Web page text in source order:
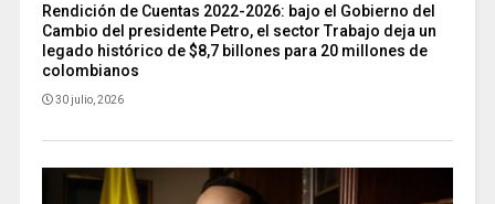
Rendición de Cuentas 2022-2026: bajo el Gobierno del
Cambio del presidente Petro, el sector Trabajo deja un
legado histórico de $8,7 billones para 20 millones de
colombianos
30 julio, 2026